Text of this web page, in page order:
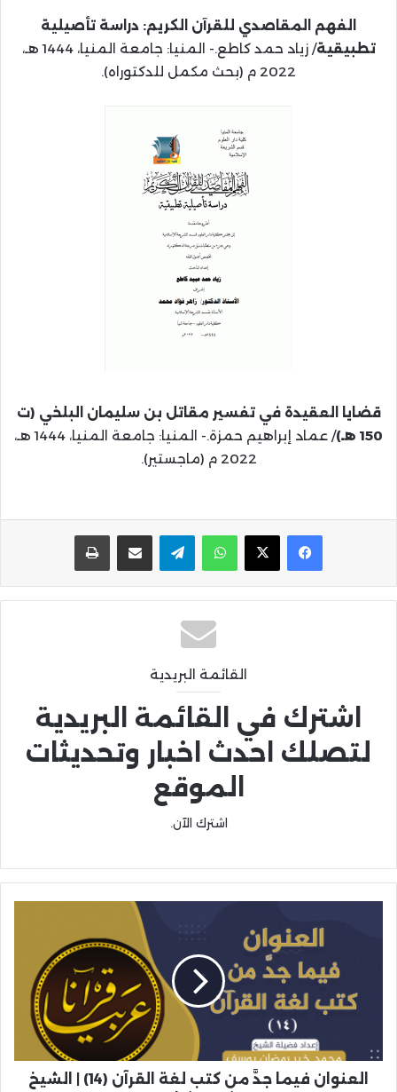
الفهم المقاصدي للقرآن الكريم: دراسة تأصيلية
تطبيقية
/ زياد حمد كاطع.- المنيا: جامعة المنيا، 1444 هـ،
2022 م (بحث مكمل للدكتوراه).
قضايا العقيدة في تفسير مقاتل بن سليمان البلخي (ت
150 هـ)
/ عماد إبراهيم حمزة.- المنيا: جامعة المنيا، 1444 هـ،
2022 م (ماجستير).
واتساب تيلقرام مشاركة عبر البريد
القائمة البريدية
اشترك في القائمة البريدية
لتصلك احدث اخبار وتحديثات
الموقع
اشترك الآن.
العنوان فيما جدَّ من كتب لغة القرآن (14) | الشيخ